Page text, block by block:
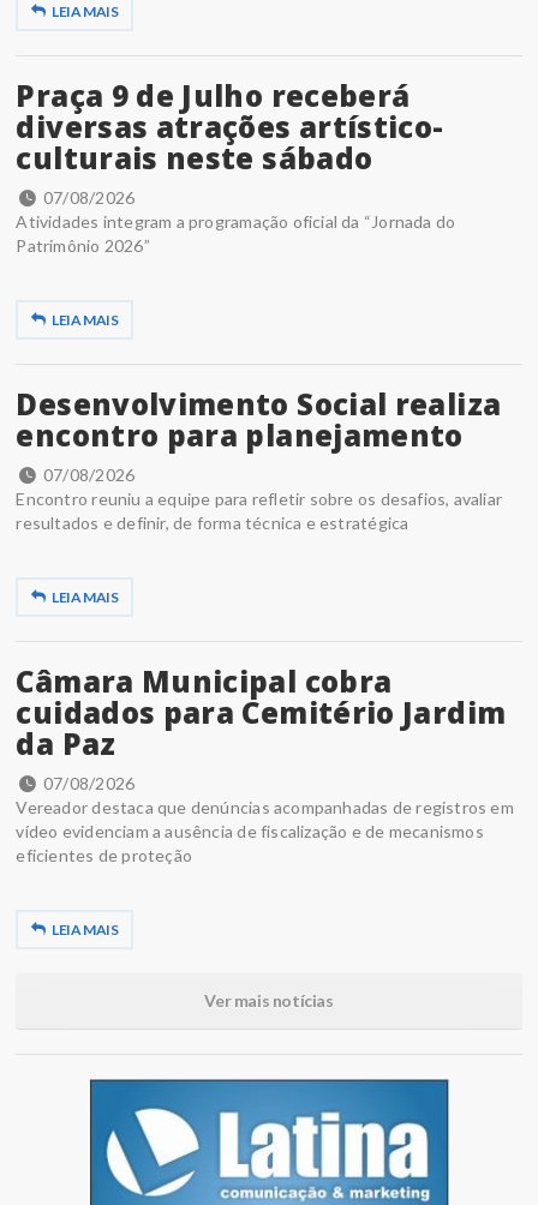
LEIA MAIS
Praça 9 de Julho receberá
diversas atrações artístico-
culturais neste sábado
07/08/2026
Atividades integram a programação oficial da “Jornada do
Patrimônio 2026”
LEIA MAIS
Desenvolvimento Social realiza
encontro para planejamento
07/08/2026
Encontro reuniu a equipe para refletir sobre os desafios, avaliar
resultados e definir, de forma técnica e estratégica
LEIA MAIS
Câmara Municipal cobra
cuidados para Cemitério Jardim
da Paz
07/08/2026
Vereador destaca que denúncias acompanhadas de registros em
vídeo evidenciam a ausência de fiscalização e de mecanismos
eficientes de proteção
LEIA MAIS
Ver mais notícias